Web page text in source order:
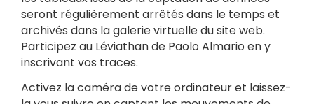
seront régulièrement arrêtés dans le temps et
archivés dans la galerie virtuelle du site web.
Participez au Léviathan de Paolo Almario en y
inscrivant vos traces.
Activez la caméra de votre ordinateur et laissez-